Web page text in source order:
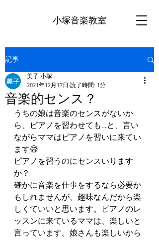
小塚音楽教室
記事
音楽的センス？
美子 小塚
2021年12月17日 読了時間: 1分
うちの娘は音楽のセンスがないか
ら、ピアノを習わせても…と、言い
ながらママはピアノを習いに来てい
ます😅
ピアノを習うのにセンスいります
か？
確かに音楽を仕事をするなら必要か
もしれませんが、趣味なんだから楽
しくていいと思います。ピアノのレ
ッスンに来ているママは、楽しいと
言っています。娘さんも楽しいから